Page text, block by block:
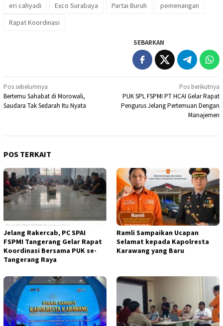
eri cahyadi Exco Surabaya Partai Buruh
pemenangan
Rapat Koordinasi
SEBARKAN
Navigasi
pos
Pos sebelumnya
Bertemu Sahabat di Morowali,
Saudara Tak Sedarah Itu Nyata
Pos berikutnya
PUK SPL FSPMI PT HCAI Gelar Rapat
Pengurus Jelang Pertemuan Dengan
Manajemen
POS TERKAIT
Jelang Rakercab, PC SPAI
FSPMI Tangerang Gelar Rapat
Koordinasi Bersama PUK se-
Tangerang Raya
Ramli Sampaikan Ucapan
Selamat kepada Kapolresta
Karawang yang Baru